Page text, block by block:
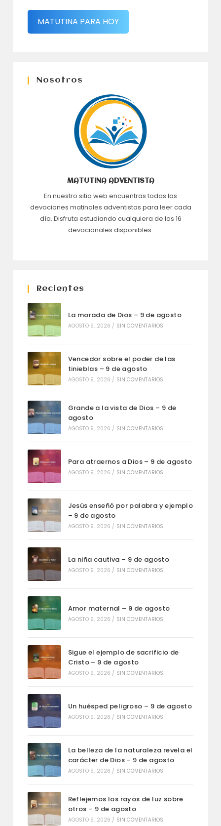
MATUTINA PARA HOY
Nosotros
MATUTINA ADVENTISTA
En nuestro sitio web encuentras todas las
devociones matinales adventistas para leer cada
día. Disfruta estudiando cualquiera de los 16
devocionales disponibles.
Recientes
La morada de Dios – 9 de agosto
AGOSTO 9, 2026 / SIN COMENTARIOS
Vencedor sobre el poder de las
tinieblas – 9 de agosto
AGOSTO 9, 2026 / SIN COMENTARIOS
Grande a la vista de Dios – 9 de
agosto
AGOSTO 9, 2026 / SIN COMENTARIOS
Para atraernos a Dios – 9 de agosto
AGOSTO 9, 2026 / SIN COMENTARIOS
Jesús enseñó por palabra y ejemplo
– 9 de agosto
AGOSTO 9, 2026 / SIN COMENTARIOS
La niña cautiva – 9 de agosto
AGOSTO 9, 2026 / SIN COMENTARIOS
Amor maternal – 9 de agosto
AGOSTO 9, 2026 / SIN COMENTARIOS
Sigue el ejemplo de sacrificio de
Cristo – 9 de agosto
AGOSTO 9, 2026 / SIN COMENTARIOS
Un huésped peligroso – 9 de agosto
AGOSTO 9, 2026 / SIN COMENTARIOS
La belleza de la naturaleza revela el
carácter de Dios – 9 de agosto
AGOSTO 9, 2026 / SIN COMENTARIOS
Reflejemos los rayos de luz sobre
otros – 9 de agosto
AGOSTO 9, 2026 / SIN COMENTARIOS